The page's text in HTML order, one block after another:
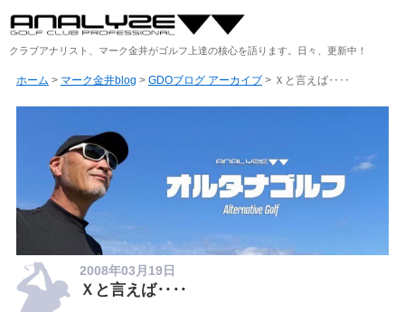
クラブアナリスト、マーク金井がゴルフ上達の核心を語ります。日々、更新中！
ホーム > マーク金井blog > GDOブログ アーカイブ> Ｘと言えば‥‥
2008年03月19日
Ｘと言えば‥‥